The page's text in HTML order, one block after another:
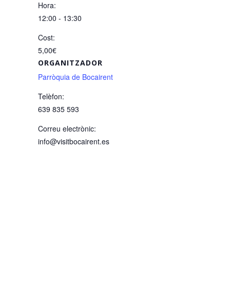
Hora:
12:00 - 13:30
Cost:
5,00€
ORGANITZADOR
Parròquia de Bocairent
Telèfon:
639 835 593
Correu electrònic:
info@visitbocairent.es